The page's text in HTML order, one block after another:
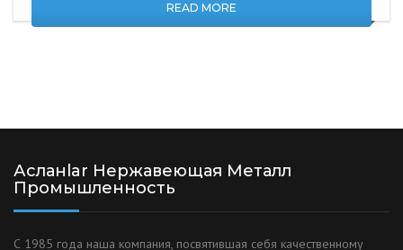
READ MORE
Асланlar Нержавеющая Металл
Промышленность
С 1985 года наша компания, посвятившая себя качественному